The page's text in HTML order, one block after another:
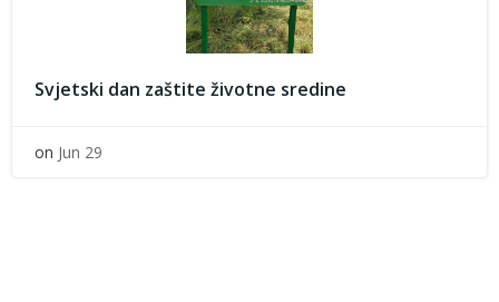
Svjetski dan zaštite životne sredine
on Jun 29